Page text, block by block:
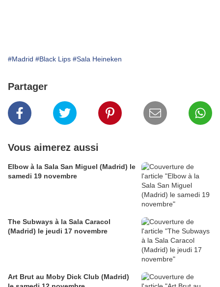
#Madrid #Black Lips #Sala Heineken
Partager
Vous aimerez aussi
Elbow à la Sala San Miguel (Madrid) le
samedi 19 novembre
The Subways à la Sala Caracol
(Madrid) le jeudi 17 novembre
Art Brut au Moby Dick Club (Madrid)